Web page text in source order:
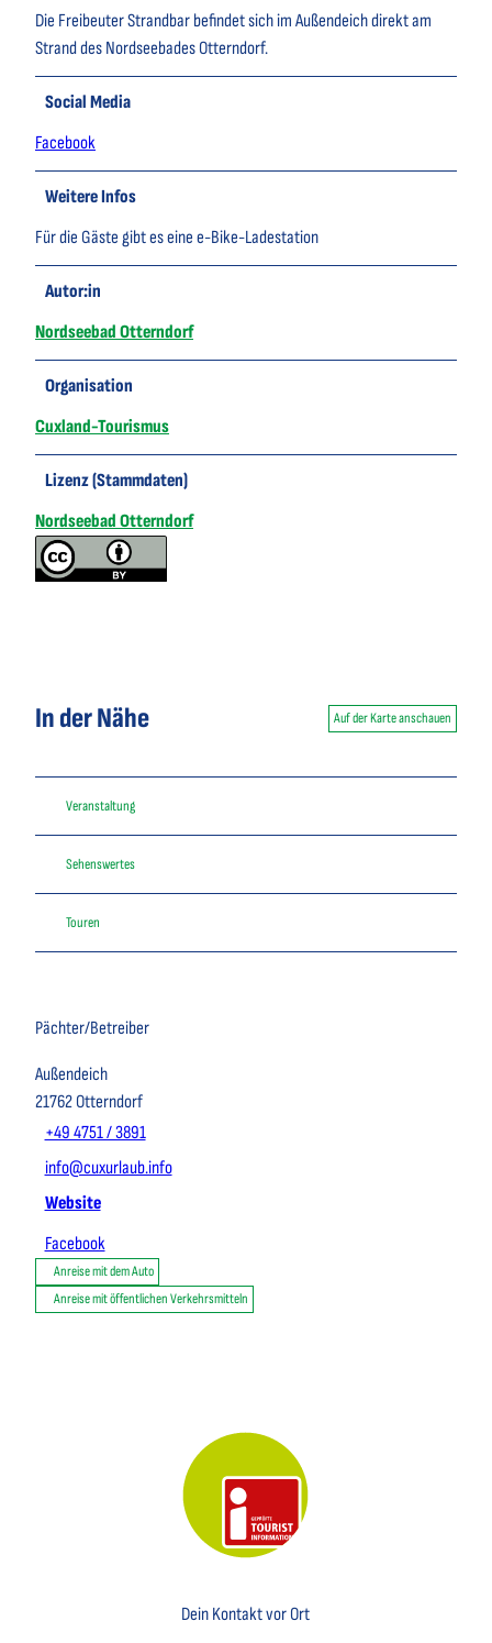
Die Freibeuter Strandbar befindet sich im Außendeich direkt am
Strand des Nordseebades Otterndorf.
Social Media
Facebook
Weitere Infos
Für die Gäste gibt es eine e-Bike-Ladestation
Autor:in
Nordseebad Otterndorf
Organisation
Cuxland-Tourismus
Lizenz (Stammdaten)
Nordseebad Otterndorf
In der Nähe Auf der Karte anschauen
Veranstaltung
Sehenswertes
Touren
Pächter/Betreiber
Außendeich
21762 Otterndorf
+49 4751 / 3891
info@cuxurlaub.info
Website
Facebook
Anreise mit dem Auto
Anreise mit öffentlichen Verkehrsmitteln
Dein Kontakt vor Ort